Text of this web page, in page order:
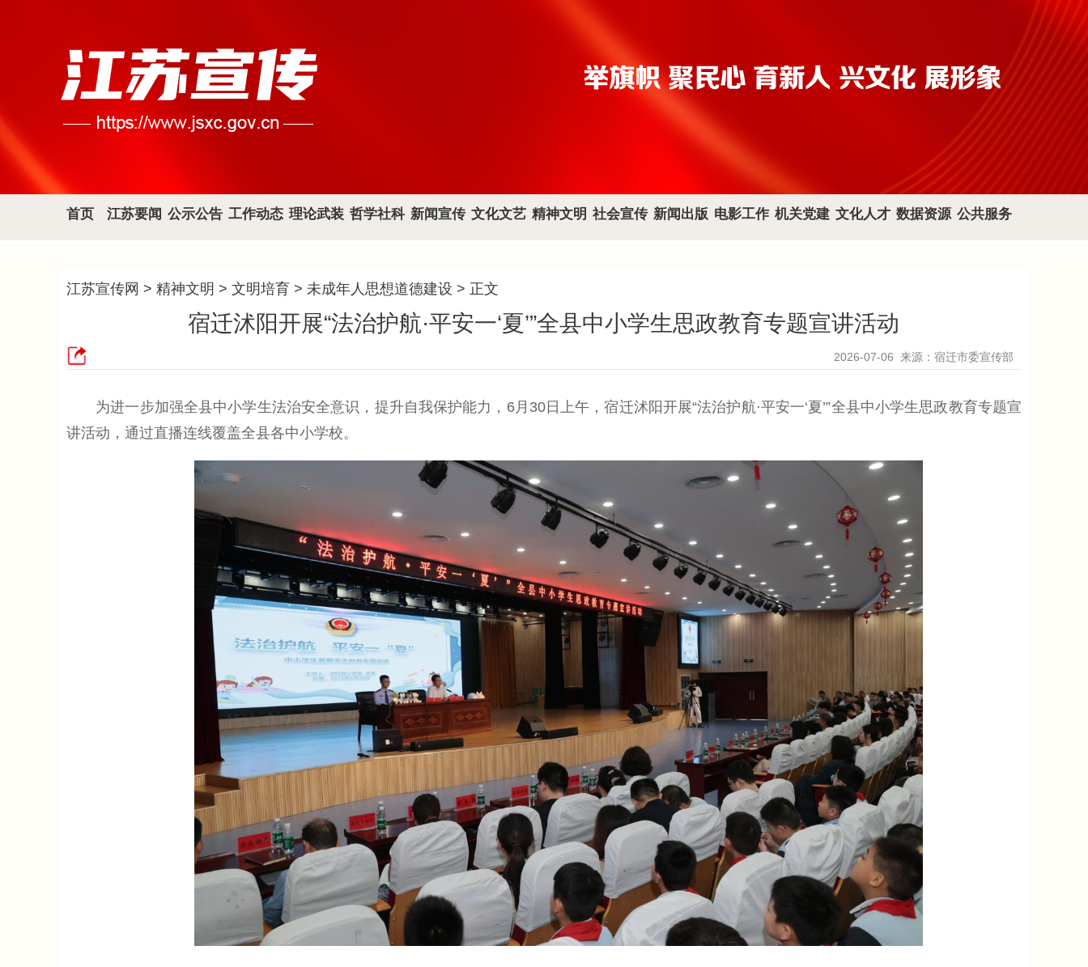
首页 江苏要闻 公示公告 工作动态 理论武装 哲学社科 新闻宣传 文化文艺 精神文明 社会宣传 新闻出版 电影工作 机关党建 文化人才 数据资源 公共服务
江苏宣传网 > 精神文明 > 文明培育 > 未成年人思想道德建设 > 正文
宿迁沭阳开展“法治护航·平安一‘夏’”全县中小学生思政教育专题宣讲活动
2026-07-06 来源：宿迁市委宣传部
为进一步加强全县中小学生法治安全意识，提升自我保护能力，6月30日上午，宿迁沭阳开展“法治护航·平安一‘夏’”全县中小学生思政教育专题宣
讲活动，通过直播连线覆盖全县各中小学校。